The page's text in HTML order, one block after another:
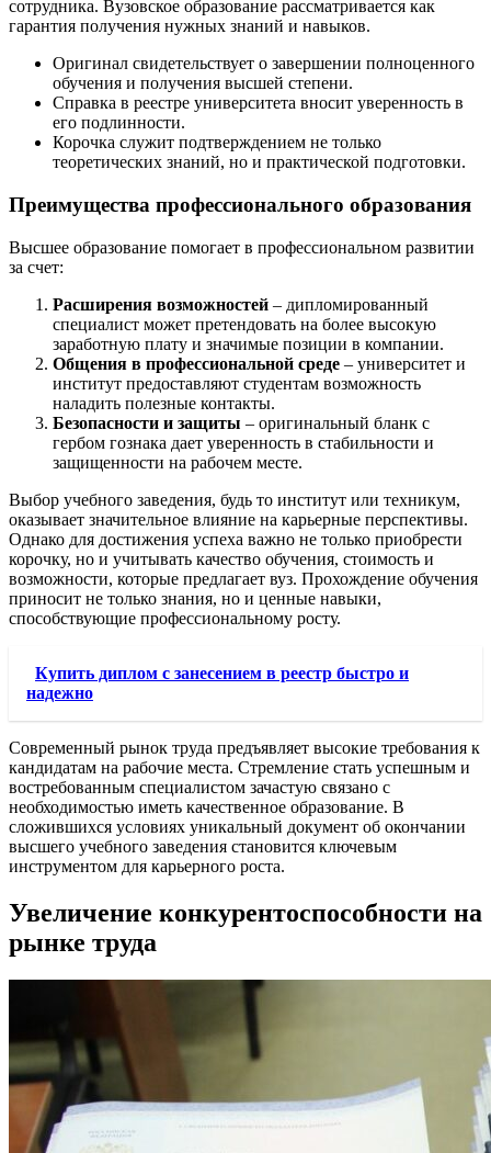
сотрудника. Вузовское образование рассматривается как
гарантия получения нужных знаний и навыков.
Оригинал свидетельствует о завершении полноценного
обучения и получения высшей степени.
Справка в реестре университета вносит уверенность в
его подлинности.
Корочка служит подтверждением не только
теоретических знаний, но и практической подготовки.
Преимущества профессионального образования
Высшее образование помогает в профессиональном развитии
за счет:
Расширения возможностей – дипломированный
специалист может претендовать на более высокую
заработную плату и значимые позиции в компании.
Общения в профессиональной среде – университет и
институт предоставляют студентам возможность
наладить полезные контакты.
Безопасности и защиты – оригинальный бланк с
гербом гознака дает уверенность в стабильности и
защищенности на рабочем месте.
Выбор учебного заведения, будь то институт или техникум,
оказывает значительное влияние на карьерные перспективы.
Однако для достижения успеха важно не только приобрести
корочку, но и учитывать качество обучения, стоимость и
возможности, которые предлагает вуз. Прохождение обучения
приносит не только знания, но и ценные навыки,
способствующие профессиональному росту.
Купить диплом с занесением в реестр быстро и
надежно
Современный рынок труда предъявляет высокие требования к
кандидатам на рабочие места. Стремление стать успешным и
востребованным специалистом зачастую связано с
необходимостью иметь качественное образование. В
сложившихся условиях уникальный документ об окончании
высшего учебного заведения становится ключевым
инструментом для карьерного роста.
Увеличение конкурентоспособности на
рынке труда